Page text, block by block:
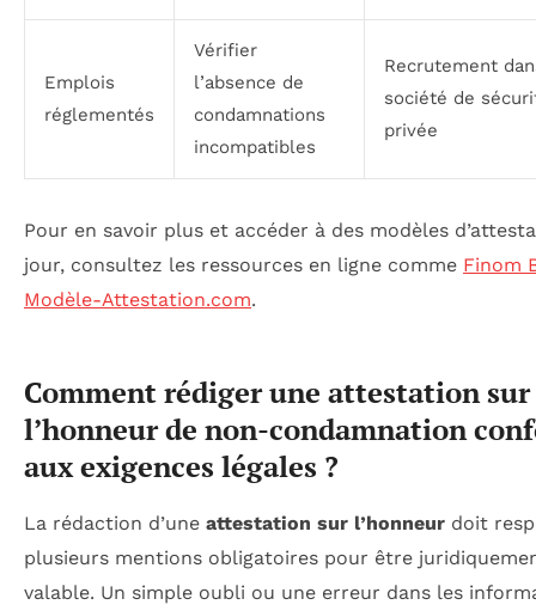
Emplois
réglementés
Vérifier
l’absence de
condamnations
incompatibles
Recrutement
société de
privée
Pour en savoir plus et accéder à des modèles
jour, consultez les ressources en ligne comme Finom
Modèle-Attestation.com.
Comment rédiger une attestation sur
l’honneur de non-condamnation
aux exigences légales ?
La rédaction d’une attestation sur l’honneur doit
plusieurs mentions obligatoires pour être
valable. Un simple oubli ou une erreur dans les